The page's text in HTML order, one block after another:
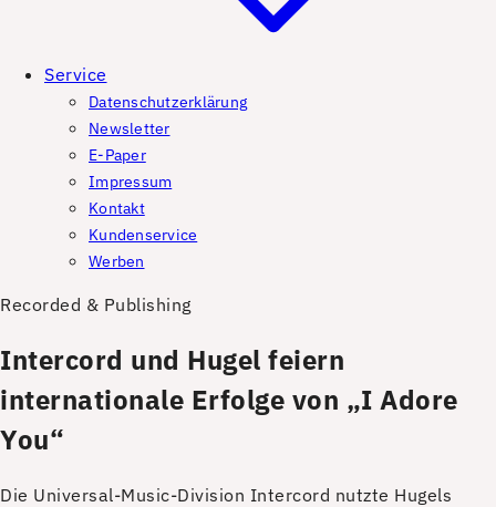
Service
Datenschutzerklärung
Newsletter
E-Paper
Impressum
Kontakt
Kundenservice
Werben
Recorded & Publishing
Intercord und Hugel feiern
internationale Erfolge von „I Adore
You“
Die Universal-Music-Division Intercord nutzte Hugels